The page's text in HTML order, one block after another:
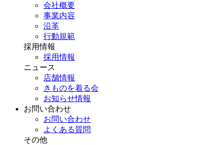
会社概要
事業内容
沿革
行動規範
採用情報
採用情報
ニュース
店舗情報
きものを着る会
お知らせ情報
お問い合わせ
お問い合わせ
よくある質問
その他